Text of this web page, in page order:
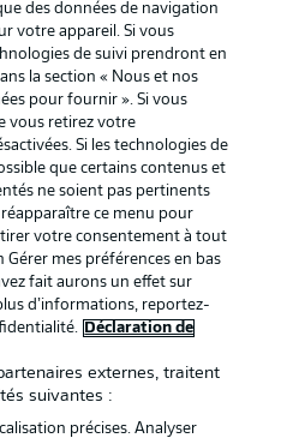
Conditions d’utilisation des
Gérer mes préférences
Diffuseurs
Contact
Joueurs
des données de navigation
votre appareil. Si vous
de suivi prendront en
la section « Nous et nos
pour fournir ». Si vous
vous retirez votre
Si les technologies de
que certains contenus et
ne soient pas pertinents
ce menu pour
votre consentement à tout
mes préférences en bas
fait aurons un effet sur
d’informations, reportez-
Déclaration de
externes, traitent
suivantes :
précises. Analyser